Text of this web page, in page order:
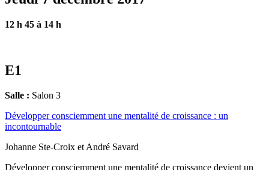
12 h 45 à 14 h
E1
Salle : Salon 3
Développer consciemment une mentalité de croissance : un
incontournable
Johanne Ste-Croix et André Savard
Développer consciemment une mentalité de croissance devient un